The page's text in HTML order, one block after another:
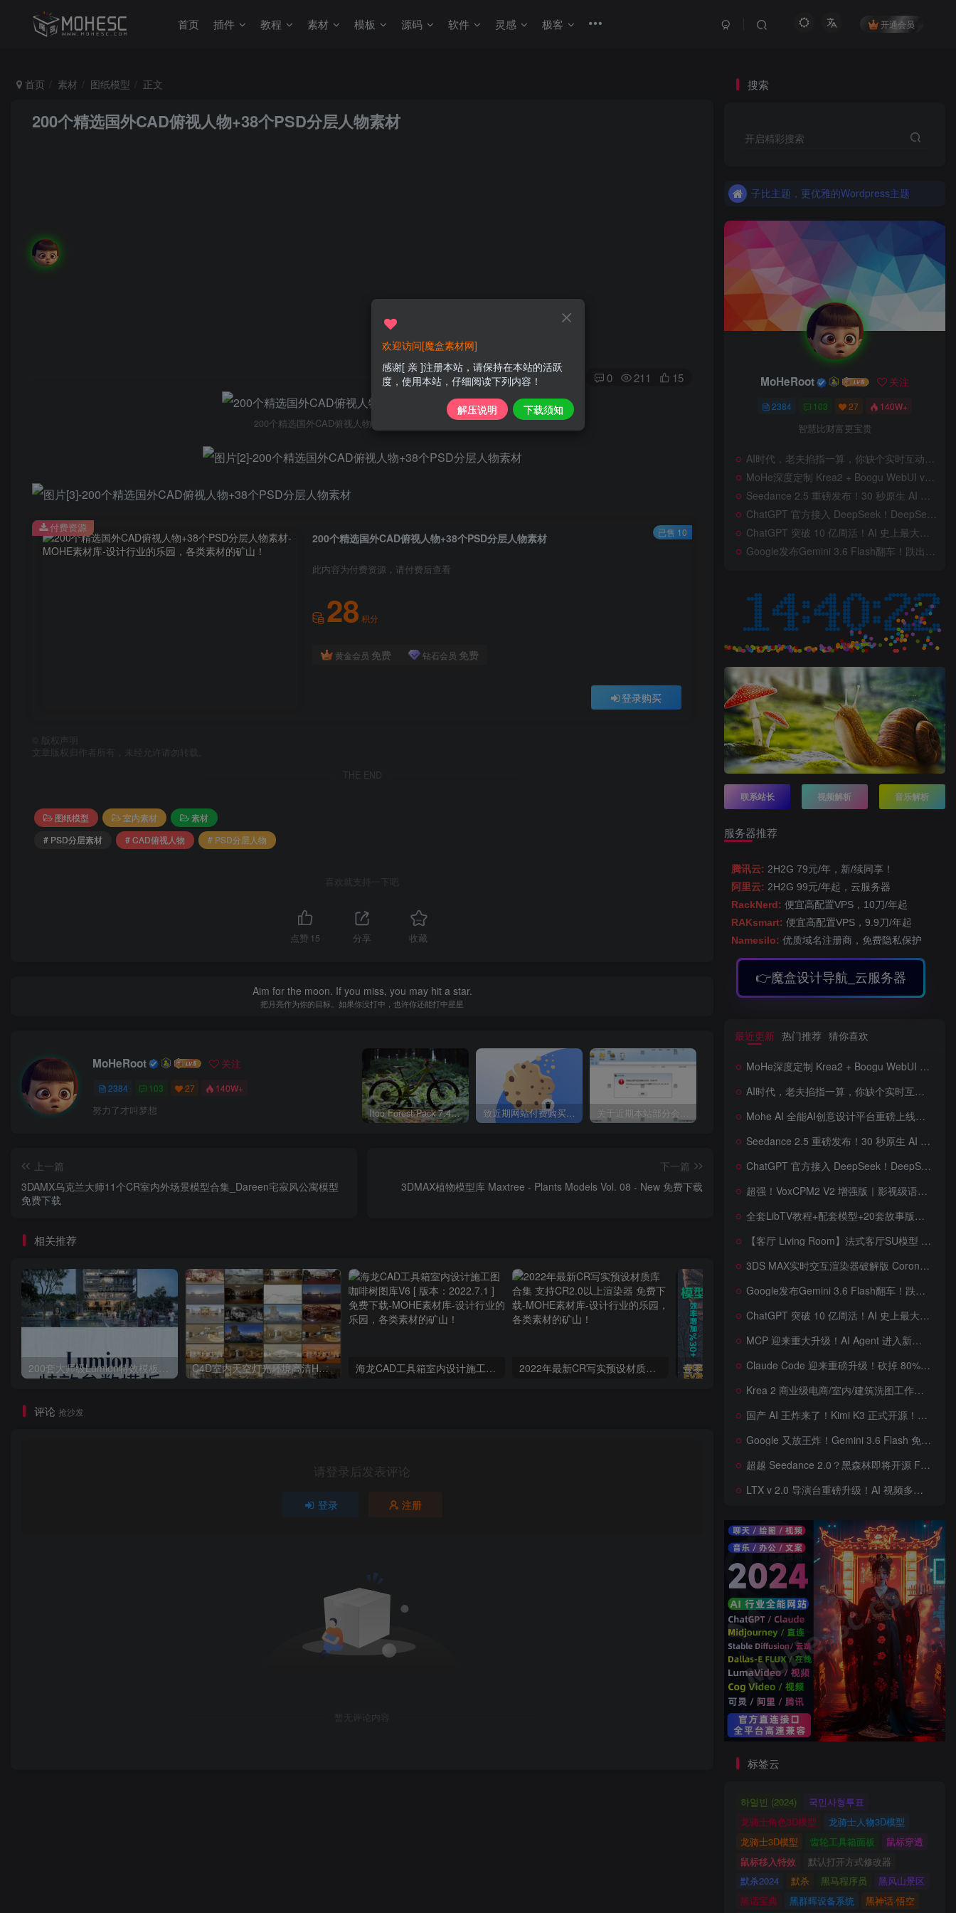
首页 插件 教程 素材 模板 源码 软件 灵感 极客 开通会员
首页 素材 图纸模型 正文
200个精选国外CAD俯视人物+38个PSD分层人物素材
0 211 15
200个精选国外CAD俯视人物+38个PSD分层人物素材
200个精选国外CAD俯视人物+38个PSD分层人物素材
此内容为付费资源，请付费后查看
28 积分
黄金会员 免费 钻石会员 免费
登录购买
付费资源 已售 10
版权声明
文章版权归作者所有，未经允许请勿转载。
THE END
图纸模型 室内素材
素材
# PSD分层素材
# CAD俯视人物 # PSD分层人物
喜欢就支持一下吧
点赞 15 分享 收藏
Aim for the moon. If you miss, you may hit a star.
把月亮作为你的目标。如果你没打中，也许你还能打中星星
MoHeRoot 关注
2384 103 27 140W+
努力了才叫梦想 Itoo Forest Pack 7.4.20 森林插件 For 3DSMAX 2014 ~ 2023 汉化永久版 致近期网站付费购买资源及会员用户后，网页显示依然没有购买解决方法！ 关于近期本站部分会员反馈解压文件解压到一半失败出错的说明 3dmax模型UV贴图增强脚本插件工具UVTools 3.2L 汉化破解版 For 3dmax2014~2023 年底收官巨献，AIGC行业全平台设计工具网站正式上线，助力创作者突破创作瓶颈，开启高效创作之旅[已下线]
上一篇
3DAMX乌克兰大师11个CR室内外场景模型合集_Dareen宅寂风公寓模型
免费下载
下一篇
3DMAX植物模型库 Maxtree - Plants Models Vol. 08 - New 免费下载
相关推荐
200套大师级Lumion特效模板场景源文件渲染参数滤镜案例特效 C4D室内天空灯光环境高清HDR贴图204个预设素材 海龙CAD工具箱室内设计施工图咖啡树图库V6 [ 版本：2022.7.1 ] 免费下载 2022年最新CR写实预设材质库合集 支持CR2.0以上渲染器 免费下载 壹零素材SVIP 3dsky 3dsmax插件高精度素材写实材质灯光模型教程
评论 抢沙发
请登录后发表评论
登录 注册
暂无评论内容
搜索
开启精彩搜索
子比主题，更优雅的Wordpress主题
子比主题，更优雅的Wordpress主题
MoHeRoot 关注
2384 103 27 140W+
智慧比财富更宝贵
AI时代，老夫掐指一算，你缺个实时互动的 AI 赛博女友！无需 API、完全免费、实时语音互动，零延迟打造专属 AI 数字女友，附本地部署教程！
MoHe深度定制 Krea2 + Boogu WebUI v2.0 重磅发布！专为 AI 室内设计师打造，一键切换定制工作流，彻底告别 ComfyUI 复杂节点，一键生图！
Seedance 2.5 重磅发布！30 秒原生 AI 视频、50 个多模态参考、原位编辑全上线，告别抽卡盲盒，AI 视频正式进入导演时代！
ChatGPT 官方接入 DeepSeek！DeepSeek V4 Flash 0731 重磅开源发布！AI 编程能力全面升级，支持识图、支持 Responses API，本地部署全攻略！
ChatGPT 突破 10 亿周活！AI 史上最大用户奇迹背后，OpenAI 正面对一场百亿美元级商业挑战
Google发布Gemini 3.6 Flash翻车！跌出全球智能榜前十！Google 新模型遭遇口碑争议，附个人一些使用体验——变慢/降智/弱智，Gemini现在真的是一团糟，Google版豆包！
联系站长 视频解析 音乐解析
服务器推荐
腾讯云: 2H2G 79元/年，新/续同享！
阿里云: 2H2G 99元/年起，云服务器
RackNerd: 便宜高配置VPS，10刀/年起
RAKsmart: 便宜高配置VPS，9.9刀/年起
Namesilo: 优质域名注册商，免费隐私保护
👉魔盒设计导航_云服务器
最近更新 热门推荐 猜你喜欢
MoHe深度定制 Krea2 + Boogu WebUI v2.0 重磅发布！专为 AI 室内设计师打造，一键切换定制工作流，彻底告别 ComfyUI 复杂节点，一键生图！
AI时代，老夫掐指一算，你缺个实时互动的 AI 赛博女友！无需 API、完全免费、实时语音互动，零延迟打造专属 AI 数字女友，附本地部署教程！
Mohe AI 全能AI创意设计平台重磅上线！一站式AI提示词词库·对话·绘画·画廊·推流AI创意神器与AIGC展示平台系统全面升级！
Seedance 2.5 重磅发布！30 秒原生 AI 视频、50 个多模态参考、原位编辑全上线，告别抽卡盲盒，AI 视频正式进入导演时代！
ChatGPT 官方接入 DeepSeek！DeepSeek V4 Flash 0731 重磅开源发布！AI 编程能力全面升级，支持识图、支持 Responses API，本地部署全攻略！
超强！VoxCPM2 V2 增强版｜影视级语音克隆，音色永久保存，文字转语音+AI声音克隆+方言 + ai语音设计+多人对话 + 字幕全搞定
全套LibTV教程+配套模型+20套故事版参考(含提示词)轻松学会AI短剧制作，全套教程走过路过不要错过想在家里赚钱的就学习起来
【客厅 Living Room】法式客厅SU模型 French-style living room SketchUp model
3DS MAX实时交互渲染器破解版 Corona Render 15 Hotfix 2 For 3ds Max 2018 ~ 2027 Win + 离线材质预设库
Google发布Gemini 3.6 Flash翻车！跌出全球智能榜前十！Google 新模型遭遇口碑争议，附个人一些使用体验——变慢/降智/弱智，Gemini现在真的是一团糟，Google版豆包！
ChatGPT 突破 10 亿周活！AI 史上最大用户奇迹背后，OpenAI 正面对一场百亿美元级商业挑战
MCP 迎来重大升级！AI Agent 进入新纪元，模型上下文协议全面重构，未来 AI 工具生态将被重新定义，AI工具接口进入倒计时开始！
Claude Code 迎来重磅升级！砍掉 80% 系统提示词一键瘦身优化，新增 /doctor 诊断命令，AI 编程效率再次提升
Krea 2 商业级电商/室内/建筑洗图工作流首次公开！三套工作流 + 三档预设 + JSON 反推，RAW、Turbo、Depth、4 倍增强一次学会
国产 AI 王炸来了！Kimi K3 正式开源！免费下载全球最大 2.8 万亿参数模型，国产开源 AI 首次逼近闭源天花板
Google 又放王炸！Gemini 3.6 Flash 免费开放，AI 编程、Agent 能力暴涨，开发者必体验的新一代 AI 模型，性能再次刷新纪录
超越 Seedance 2.0？黑森林即将开源 FLUX 3 Dev！Self-Flow 世界模型首次曝光，20 秒音画同步 AI 视频时代来了！
LTX v 2.0 导演台重磅升级！AI 视频多角色、多场景、多参考控制全面增强生成来了，角色一致性暴涨，终于像电影一样可控，一键打造电影级AI 短片
标签云
하얼빈 (2024)
국민사형투표
龙骑士角色3D模型
龙骑士人物3D模型
龙骑士3D模型
齿轮工具箱面板
鼠标穿透
鼠标移入特效
默认打开方式修改器
默杀2024
默杀 黑马程序员
黑风山景区
黑话宝典
黑群晖设备系统 黑神话·悟空
欢迎访问[魔盒素材网]
感谢[ 亲 ]注册本站，请保持在本站的活跃
度，使用本站，仔细阅读下列内容！
解压说明 下载须知